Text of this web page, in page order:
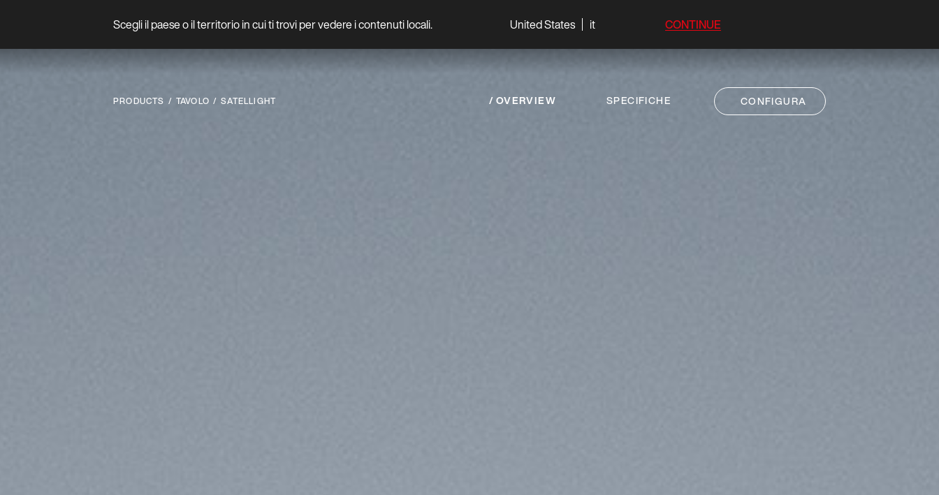
Scegli il paese o il territorio in cui ti trovi per vedere i contenuti locali. United States it CONTINUE
PRODUCTS TAVOLO SATELLIGHT OVERVIEW SPECIFICHE CONFIGURA